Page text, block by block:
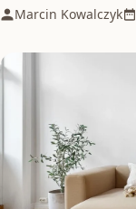
Marcin Kowalczyk